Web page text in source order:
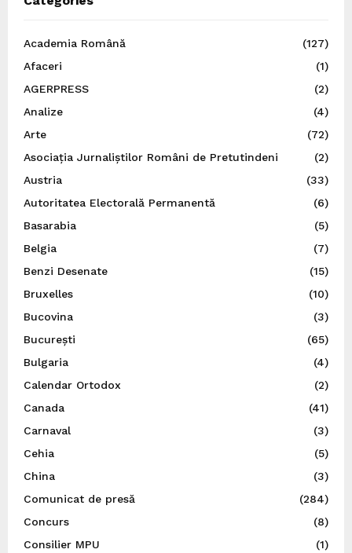
Academia Română
(127)
Afaceri
(1)
AGERPRESS
(2)
Analize
(4)
Arte
(72)
Asociația Jurnaliștilor Români de Pretutindeni
(2)
Austria
(33)
Autoritatea Electorală Permanentă
(6)
Basarabia
(5)
Belgia
(7)
Benzi Desenate
(15)
Bruxelles
(10)
Bucovina
(3)
București
(65)
Bulgaria
(4)
Calendar Ortodox
(2)
Canada
(41)
Carnaval
(3)
Cehia
(5)
China
(3)
Comunicat de presă
(284)
Concurs
(8)
Consilier MPU
(1)